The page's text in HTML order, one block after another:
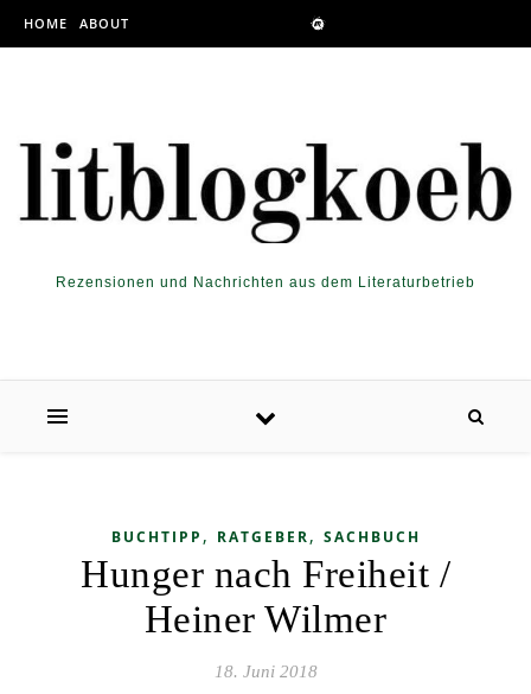
Skip to content
HOME ABOUT
Rezensionen und Nachrichten aus dem Literaturbetrieb
BUCHTIPP , RATGEBER, SACHBUCH
Hunger nach Freiheit /
Heiner Wilmer
18. Juni 2018